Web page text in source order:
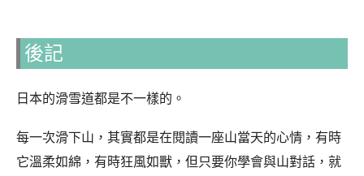
後記
日本的滑雪道都是不一樣的。
每一次滑下山，其實都是在閱讀一座山當天的心情，有時
它溫柔如綿，有時狂風如獸，但只要你學會與山對話，就